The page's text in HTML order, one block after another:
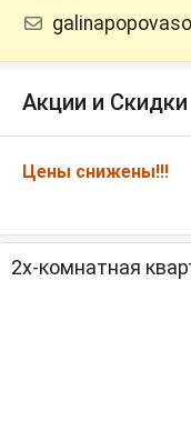
Акции и Скидки
Цены снижены!!!
2х-комнатная